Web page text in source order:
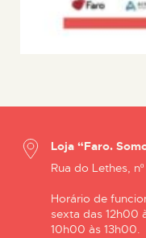
Loja “Faro.
Rua do Lethes,
Horário de
sexta das 12h00
10h00 às 13h00.